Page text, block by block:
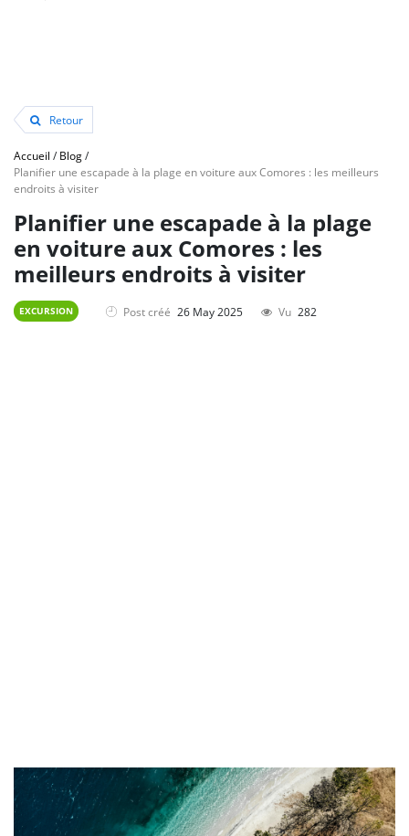
Retour
Accueil /Blog/
Planifier une escapade à la plage en voiture aux Comores : les meilleurs
endroits à visiter
Planifier une escapade à la plage
en voiture aux Comores : les
meilleurs endroits à visiter
EXCURSION Post créé 26 May 2025 Vu 282